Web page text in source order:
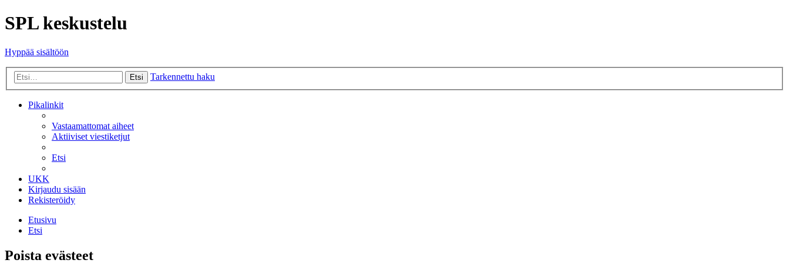
SPL keskustelu
Hyppää sisältöön
Etsi Tarkennettu haku
Pikalinkit
Vastaamattomat aiheet
Aktiiviset viestiketjut
Etsi
UKK
Kirjaudu sisään
Rekisteröidy
Etusivu
Etsi
Poista evästeet